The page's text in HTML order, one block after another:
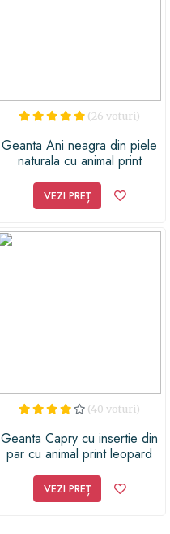
(26 voturi)
Geanta Ani neagra din piele
naturala cu animal print
VEZI PREȚ
(40 voturi)
Geanta Capry cu insertie din
par cu animal print leopard
VEZI PREȚ